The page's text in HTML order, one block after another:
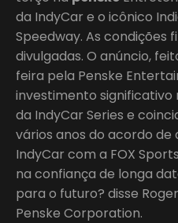
da IndyCar e o icônico
Speedway. As condições
divulgadas. O anúncio,
feira pela Penske
investimento
da IndyCar Series e
vários anos do acordo de
IndyCar com a FOX
na confiança de longa
para o futuro? disse
Penske Corporation.